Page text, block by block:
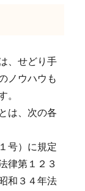
、せどり手
ノウハウも
。
は、次の各
号）に規定
律第１２３
和３４年法